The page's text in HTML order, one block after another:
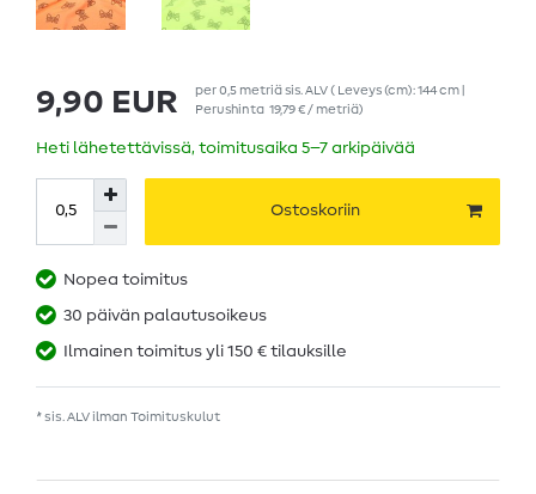
9,90 EUR per0,5 metriäsis. ALV( Leveys (cm): 144 cm |
Perushinta 19,79 € / metriä)
Heti lähetettävissä, toimitusaika 5–7 arkipäivää
Ostoskoriin
Nopea toimitus
30 päivän palautusoikeus
Ilmainen toimitus yli 150 € tilauksille
* sis. ALV ilman Toimituskulut